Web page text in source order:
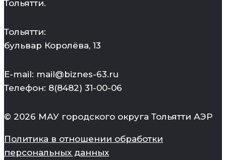
Тольятти.
Тольятти:
бульвар Королёва, 13
E-mail: mail@biznes-63.ru
Телефон: 8(8482) 31-00-06
© 2026 МАУ городского округа Тольятти АЭР
Политика в отношении обработки
персональных данных